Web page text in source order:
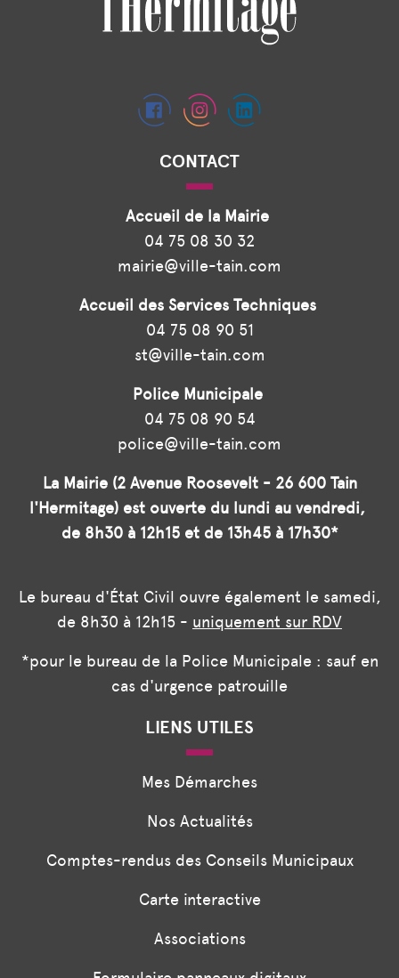
CONTACT
Accueil de la Mairie
04 75 08 30 32
mairie@ville-tain.com
Accueil des Services Techniques
04 75 08 90 51
st@ville-tain.com
Police Municipale
04 75 08 90 54
police@ville-tain.com
La Mairie (2 Avenue Roosevelt - 26 600 Tain
l'Hermitage) est ouverte du lundi au vendredi,
de 8h30 à 12h15 et de 13h45 à 17h30*
Le bureau d'État Civil ouvre également le samedi,
de 8h30 à 12h15 - uniquement sur RDV
*pour le bureau de la Police Municipale : sauf en
cas d'urgence patrouille
LIENS UTILES
Mes Démarches
Nos Actualités
Comptes-rendus des Conseils Municipaux
Carte interactive
Associations